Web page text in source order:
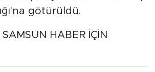
götürüldü.
HABER İÇİN